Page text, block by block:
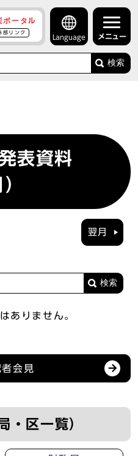
ポータル
部リンク
Language メニュー
検索
表資料
翌月
ありません。
会見
・区一覧）